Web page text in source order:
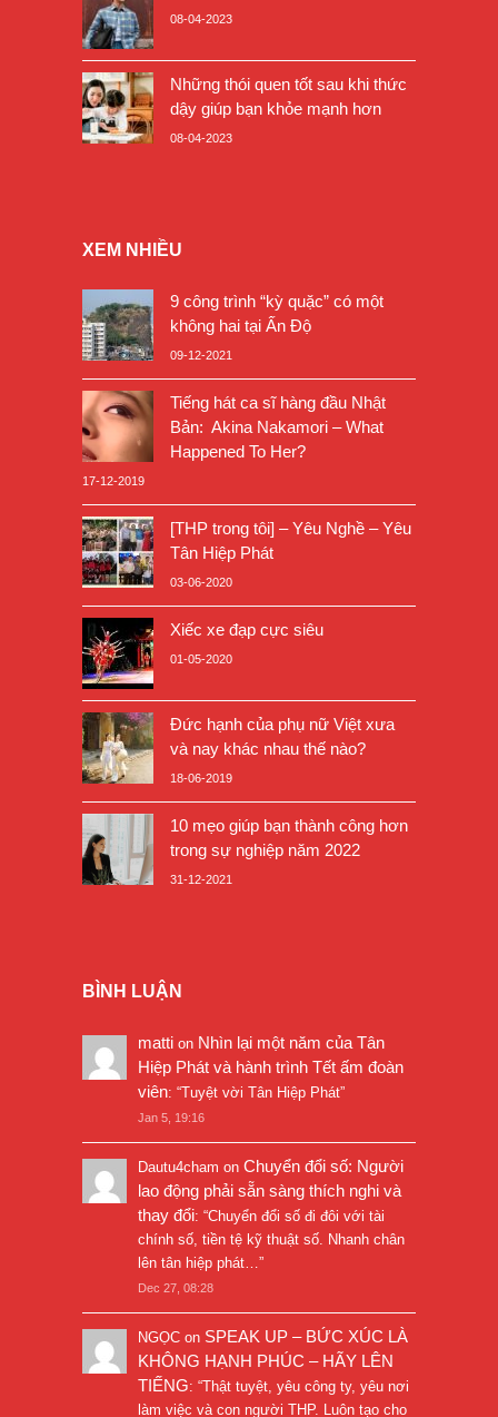
08-04-2023
Những thói quen tốt sau khi thức
dậy giúp bạn khỏe mạnh hơn
08-04-2023
XEM NHIỀU
9 công trình “kỳ quặc” có một
không hai tại Ấn Độ
09-12-2021
Tiếng hát ca sĩ hàng đầu Nhật
Bản: Akina Nakamori – What
Happened To Her?
17-12-2019
[THP trong tôi] – Yêu Nghề – Yêu
Tân Hiệp Phát
03-06-2020
Xiếc xe đạp cực siêu
01-05-2020
Đức hạnh của phụ nữ Việt xưa
và nay khác nhau thế nào?
18-06-2019
10 mẹo giúp bạn thành công hơn
trong sự nghiệp năm 2022
31-12-2021
BÌNH LUẬN
matti on Nhìn lại một năm của Tân
Hiệp Phát và hành trình Tết ấm đoàn
viên: “Tuyệt vời Tân Hiệp Phát”
Jan 5, 19:16
Dautu4cham on Chuyển đổi số: Người
lao động phải sẵn sàng thích nghi và
thay đổi: “Chuyển đổi số đi đôi với tài
chính số, tiền tệ kỹ thuật số. Nhanh chân
lên tân hiệp phát… ”
Dec 27, 08:28
NGỌC on SPEAK UP – BỨC XÚC LÀ
KHÔNG HẠNH PHÚC – HÃY LÊN
TIẾNG: “Thật tuyệt, yêu công ty, yêu nơi
làm việc và con người THP. Luôn tạo cho